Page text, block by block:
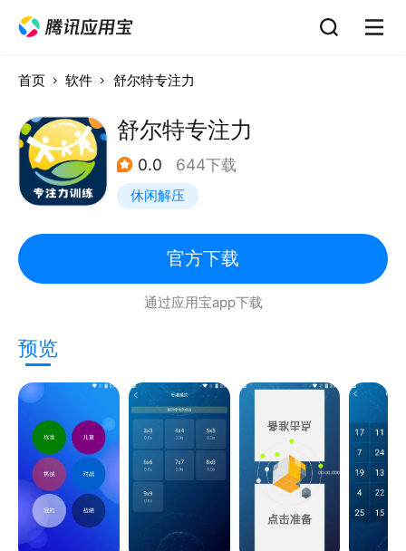
首页 软件 舒尔特专注力
舒尔特专注力
0.0 644下载
休闲解压
官方下载
通过应用宝app下载
预览